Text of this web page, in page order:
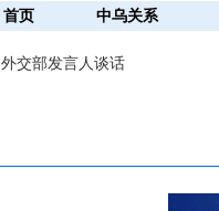
首页 中乌关系
外交部发言人谈话